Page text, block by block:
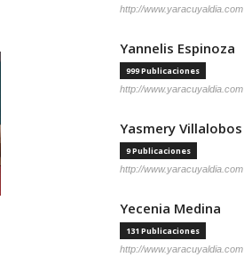
http://www.yaracuyaldia.com
Yannelis Espinoza
999 Publicaciones
http://www.yaracuyaldia.com
Yasmery Villalobos
9 Publicaciones
http://www.yaracuyaldia.com
Yecenia Medina
131 Publicaciones
http://www.yaracuyaldia.com